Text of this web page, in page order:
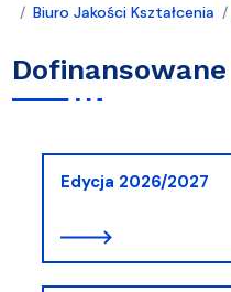
Biuro Jakości Kształcenia
Edycja 2026/2027